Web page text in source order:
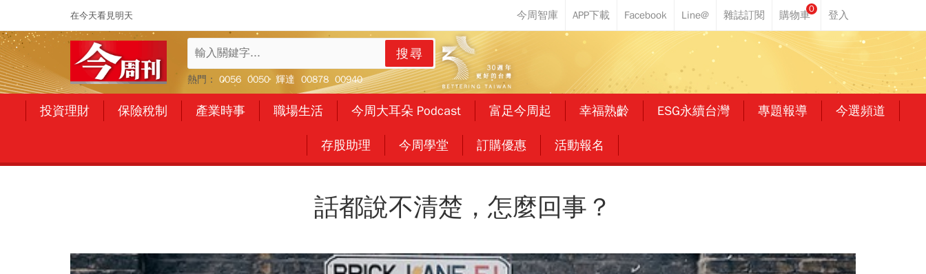
在今天看見明天
0
搜尋
熱門： 0056 0050 輝達 00878 00940
投資理財 保險稅制 產業時事 職場生活 今周大耳朵 Podcast 富足今周起 幸福熟齡 ESG永續台灣 專題報導 今選頻道
存股助理 今周學堂 訂購優惠 活動報名
話都說不清楚，怎麼回事？